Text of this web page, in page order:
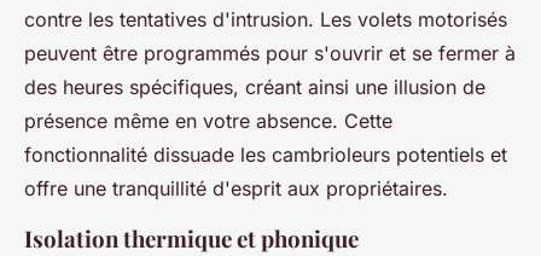
contre les tentatives d'intrusion. Les volets motorisés
peuvent être programmés pour s'ouvrir et se fermer à
des heures spécifiques, créant ainsi une illusion de
présence même en votre absence. Cette
fonctionnalité dissuade les cambrioleurs potentiels et
offre une tranquillité d'esprit aux propriétaires.
Isolation thermique et phonique